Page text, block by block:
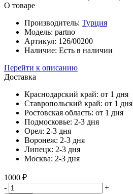
О товаре
Производитель: Турция
Модель: partno
Артикул: 126/00200
Наличие: Есть в наличии
Перейти к описанию
Доставка
Краснодарский край: от 1 дня
Ставропольский край: от 1 дня
Ростовская область: от 1 дня
Подмосковье: 2-3 дня
Орел: 2-3 дня
Воронеж: 2-3 дня
Липецк: 2-3 дня
Москва: 2-3 дня
1000 ₽
-
+